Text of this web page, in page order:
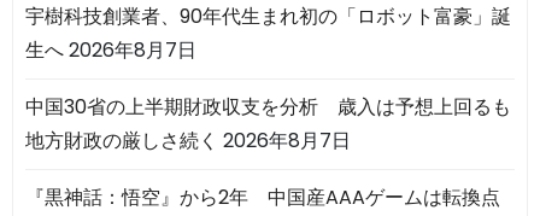
宇樹科技創業者、90年代生まれ初の「ロボット富豪」誕
生へ2026年8月7日
中国30省の上半期財政収支を分析 歳入は予想上回るも
地方財政の厳しさ続く 2026年8月7日
『黒神話：悟空』から2年 中国産AAAゲームは転換点